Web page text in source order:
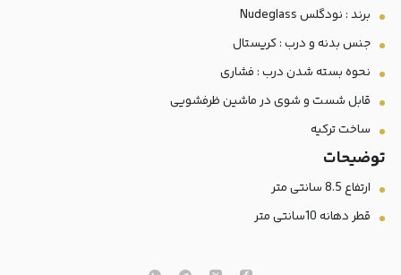
برند : نودگلس Nudeglass
جنس بدنه و درب : کریستال
نحوه بسته شدن درب : فشاری
قابل شست و شوی در ماشین ظرفشویی
ساخت ترکیه
توضیحات
ارتفاع 8.5 سانتی متر
قطر دهانه 10سانتی متر